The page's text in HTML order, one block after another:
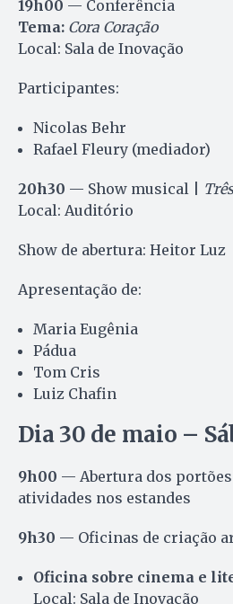
19h00 — Conferência
Tema: Cora Coração
Local: Sala de Inovação
Participantes:
Nicolas Behr
Rafael Fleury (mediador)
20h30 — Show musical |
Local: Auditório
Show de abertura: Heitor Luz
Apresentação de:
Maria Eugênia
Pádua
Tom Cris
Luiz Chafin
Dia 30 de maio –
9h00 — Abertura dos
atividades nos estandes
9h30 — Oficinas de criação
Oficina sobre cinema e
Local: Sala de Inovação